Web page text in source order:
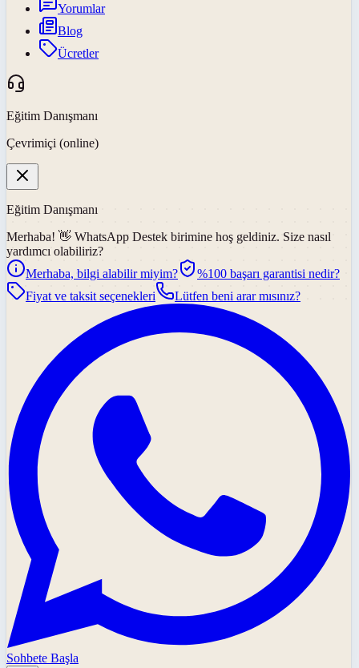
Yorumlar
Blog
Ücretler
Eğitim Danışmanı
Çevrimiçi (online)
Eğitim Danışmanı
Merhaba! 👋 WhatsApp Destek birimine hoş geldiniz. Size nasıl
yardımcı olabiliriz?
Merhaba, bilgi alabilir miyim?
%100 başarı garantisi nedir?
Fiyat ve taksit seçenekleri
Lütfen beni arar mısınız?
Sohbete Başla